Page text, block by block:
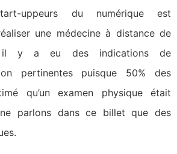
uppeurs du numérique est
une médecine à distance de
il y a eu des indications de
pertinentes puisque 50% des
qu’un examen physique était
ne parlons dans ce billet que des